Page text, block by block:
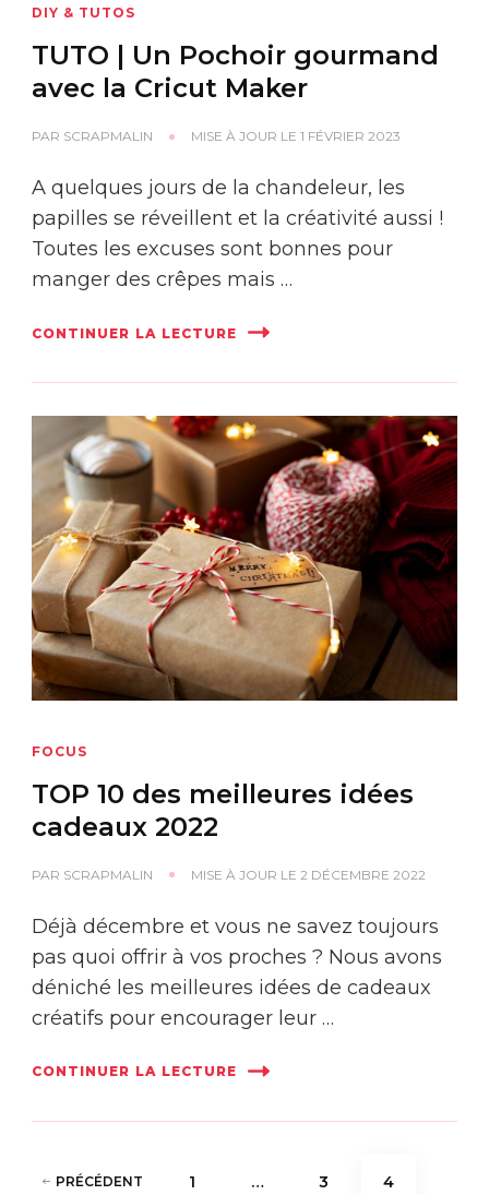
DIY & TUTOS
TUTO | Un Pochoir gourmand
avec la Cricut Maker
PAR SCRAPMALIN MISE À JOUR LE 1 FÉVRIER 2023
A quelques jours de la chandeleur, les
papilles se réveillent et la créativité aussi !
Toutes les excuses sont bonnes pour
manger des crêpes mais …
CONTINUER LA LECTURE
FOCUS
TOP 10 des meilleures idées
cadeaux 2022
PAR SCRAPMALIN MISE À JOUR LE 2 DÉCEMBRE 2022
Déjà décembre et vous ne savez toujours
pas quoi offrir à vos proches ? Nous avons
déniché les meilleures idées de cadeaux
créatifs pour encourager leur …
CONTINUER LA LECTURE
Pagination
PRÉCÉDENT PAGE
1 … PAGE
3 PAGE
4